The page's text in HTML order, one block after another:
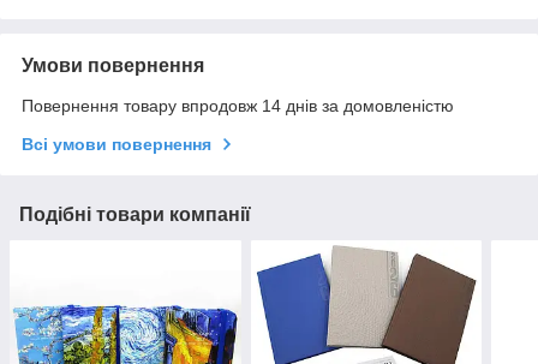
Умови повернення
Повернення товару впродовж 14 днів за домовленістю
Всі умови повернення
Подібні товари компанії